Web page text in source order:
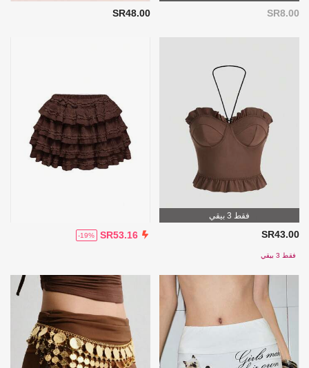
SR8.00
SR48.00
فقط 3 بيقي
SR43.00
فقط 3 بيقي
SR53.16
-19%